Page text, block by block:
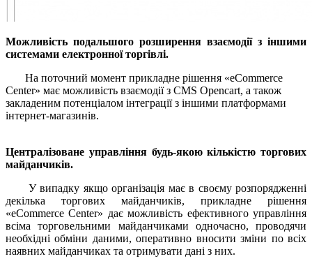
Можливість подальшого розширення взаємодії з іншими
системами електронної торгівлі.
На поточний момент прикладне рішення «eCommerce
Center» має можливість взаємодії з CMS Opencart, а також
закладеним потенціалом інтеграції з іншими платформами
інтернет-магазинів.
Централізоване управління будь-якою кількістю торгових
майданчиків.
У випадку якщо організація має в своєму розпорядженні
декілька торгових майданчиків, прикладне рішення
«eCommerce Center» дає можливість ефективного управління
всіма торговельними майданчиками одночасно, проводячи
необхідні обміни даними, оперативно вносити зміни по всіх
наявних майданчиках та отримувати дані з них.